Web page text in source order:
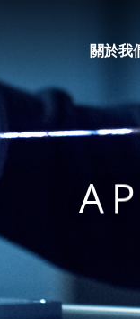
關於我